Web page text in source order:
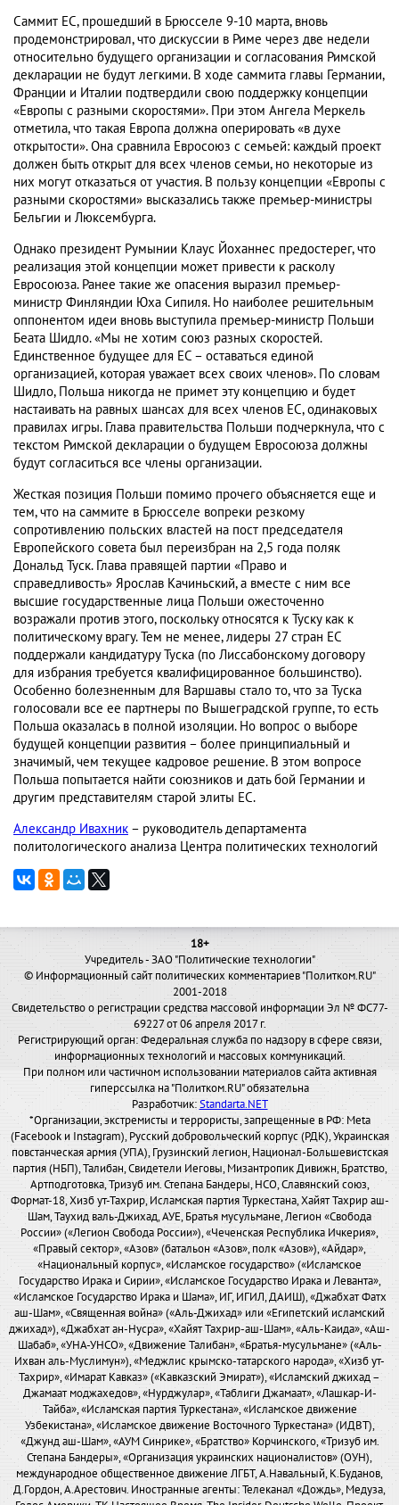
Саммит ЕС, прошедший в Брюсселе 9-10 марта, вновь
продемонстрировал, что дискуссии в Риме через две недели
относительно будущего организации и согласования Римской
декларации не будут легкими. В ходе саммита главы Германии,
Франции и Италии подтвердили свою поддержку концепции
«Европы с разными скоростями». При этом Ангела Меркель
отметила, что такая Европа должна оперировать «в духе
открытости». Она сравнила Евросоюз с семьей: каждый проект
должен быть открыт для всех членов семьи, но некоторые из
них могут отказаться от участия. В пользу концепции «Европы с
разными скоростями» высказались также премьер-министры
Бельгии и Люксембурга.
Однако президент Румынии Клаус Йоханнес предостерег, что
реализация этой концепции может привести к расколу
Евросоюза. Ранее такие же опасения выразил премьер-
министр Финляндии Юха Сипиля. Но наиболее решительным
оппонентом идеи вновь выступила премьер-министр Польши
Беата Шидло. «Мы не хотим союз разных скоростей.
Единственное будущее для ЕС – оставаться единой
организацией, которая уважает всех своих членов». По словам
Шидло, Польша никогда не примет эту концепцию и будет
настаивать на равных шансах для всех членов ЕС, одинаковых
правилах игры. Глава правительства Польши подчеркнула, что с
текстом Римской декларации о будущем Евросоюза должны
будут согласиться все члены организации.
Жесткая позиция Польши помимо прочего объясняется еще и
тем, что на саммите в Брюсселе вопреки резкому
сопротивлению польских властей на пост председателя
Европейского совета был переизбран на 2,5 года поляк
Дональд Туск. Глава правящей партии «Право и
справедливость» Ярослав Качиньский, а вместе с ним все
высшие государственные лица Польши ожесточенно
возражали против этого, поскольку относятся к Туску как к
политическому врагу. Тем не менее, лидеры 27 стран ЕС
поддержали кандидатуру Туска (по Лиссабонскому договору
для избрания требуется квалифицированное большинство).
Особенно болезненным для Варшавы стало то, что за Туска
голосовали все ее партнеры по Вышеградской группе, то есть
Польша оказалась в полной изоляции. Но вопрос о выборе
будущей концепции развития – более принципиальный и
значимый, чем текущее кадровое решение. В этом вопросе
Польша попытается найти союзников и дать бой Германии и
другим представителям старой элиты ЕС.
Александр Ивахник – руководитель департамента
политологического анализа Центра политических технологий
18+
Учредитель - ЗАО "Политические технологии"
© Информационный сайт политических комментариев "Политком.RU"
2001-2018
Свидетельство о регистрации средства массовой информации Эл № ФС77-
69227 от 06 апреля 2017 г.
Регистрирующий орган: Федеральная служба по надзору в сфере связи,
информационных технологий и массовых коммуникаций.
При полном или частичном использовании материалов сайта активная
гиперссылка на "Политком.RU" обязательна
Разработчик:Standarta.NET
*Организации, экстремисты и террористы, запрещенные в РФ: Meta
(Facebook и Instagram), Русский добровольческий корпус (РДК), Украинская
повстанческая армия (УПА), Грузинский легион, Национал-Большевистская
партия (НБП), Талибан, Свидетели Иеговы, Мизантропик Дивижн, Братство,
Артподготовка, Тризуб им. Степана Бандеры, НСО, Славянский союз,
Формат-18, Хизб ут-Тахрир, Исламская партия Туркестана, Хайят Тахрир аш-
Шам, Таухид валь-Джихад, АУЕ, Братья мусульмане, Легион «Свобода
России» («Легион Свобода России»), «Чеченская Республика Ичкерия»,
«Правый сектор», «Азов» (батальон «Азов», полк «Азов»), «Айдар»,
«Национальный корпус», «Исламское государство» («Исламское
Государство Ирака и Сирии», «Исламское Государство Ирака и Леванта»,
«Исламское Государство Ирака и Шама», ИГ, ИГИЛ, ДАИШ), «Джабхат Фатх
аш-Шам», «Священная война» («Аль-Джихад» или «Египетский исламский
джихад»), «Джабхат ан-Нусра», «Хайят Тахрир-аш-Шам», «Аль-Каида», «Аш-
Шабаб», «УНА-УНСО», «Движение Талибан», «Братья-мусульмане» («Аль-
Ихван аль-Муслимун»), «Меджлис крымско-татарского народа», «Хизб ут-
Тахрир», «Имарат Кавказ» («Кавказский Эмират»), «Исламский джихад –
Джамаат моджахедов», «Нурджулар», «Таблиги Джамаат», «Лашкар-И-
Тайба», «Исламская партия Туркестана», «Исламское движение
Узбекистана», «Исламское движение Восточного Туркестана» (ИДВТ),
«Джунд аш-Шам», «АУМ Синрике», «Братство» Корчинского, «Тризуб им.
Степана Бандеры», «Организация украинских националистов» (ОУН),
международное общественное движение ЛГБТ, А.Навальный, К.Буданов,
Д.Гордон, А.Арестович. Иностранные агенты: Телеканал «Дождь», Медуза,